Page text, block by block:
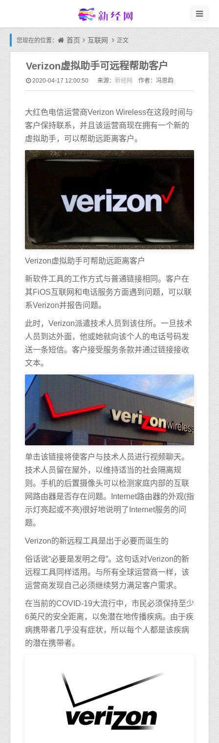
您现在的位置： 首页 互联网 正文
Verizon虚拟助手可远程帮助客户
2020-04-17 12:00:50 来源： 新经网 作者：冯思韵
大红色电信运营商Verizon Wireless在这段时间与
客户保持联系，并且该运营商现在拥有一个新的
虚拟助手，可以帮助远距离客户。
Verizon虚拟助手可帮助远距离客户
新软件工具的工作方式与普通链接相同。客户在
其FiOS互联网和电话服务方面遇到问题，可以联
系Verizon并报告问题。
此时，Verizon派遣技术人员到该住所。一旦技术
人员到达外面，他或她就向该个人的电话号码发
送一条短信。客户接受服务条款并通过链接接收
文本。
单击该链接将使客户与技术人员进行视频聊天。
技术人员留在屋外，以维持适当的社会隔离规
则。手机的后置摄像头可以检测家庭内部的互联
网路由器是否存在问题。Internet路由器的外观(指
示灯亮起或不亮)很好地说明了Internet服务的问
题。
Verizon的新远程工具是出于必要而诞生的
俗话说“必要是发明之母”。这句话对Verizon的新
远程工具同样适用。与所有全球运营商一样，该
运营商发现自己必须继续努力满足客户需求。
在当前的COVID-19大流行中，市民必须保持至少
6英尺的安全距离，以免潜在地传播疾病。由于疾
病携带者几乎没有症状，所以每个人都是该疾病
的潜在携带者。